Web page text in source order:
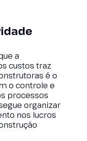
a
custos traz
é o
o controle e
processos
organizar
nos lucros